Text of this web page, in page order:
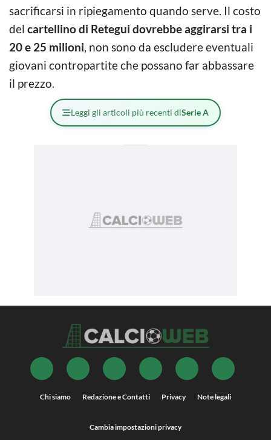
sacrificarsi in ripiegamento quando serve. Il costo
del cartellino di Retegui dovrebbe aggirarsi tra i
20 e 25 milioni, non sono da escludere eventuali
giovani contropartite che possano far abbassare
il prezzo.
Leggi gli articoli più recenti diSerie A
Chi siamo Redazione e Contatti Privacy Note legali
Cambia impostazioni privacy